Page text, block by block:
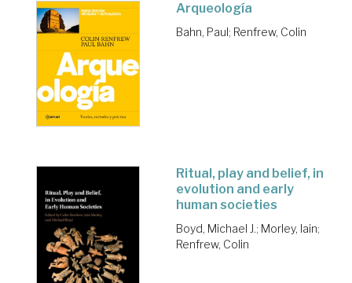
Arqueología
Bahn, Paul; Renfrew, Colin
Ritual, play and belief, in
evolution and early
human societies
Boyd, Michael J.; Morley, Iain;
Renfrew, Colin